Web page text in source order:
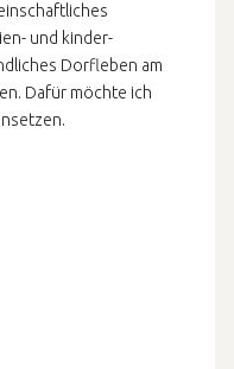
und kinder-
Dorfleben am
Dafür möchte ich